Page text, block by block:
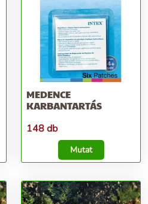
MEDENCE
KARBANTARTÁS
148 db
Mutat